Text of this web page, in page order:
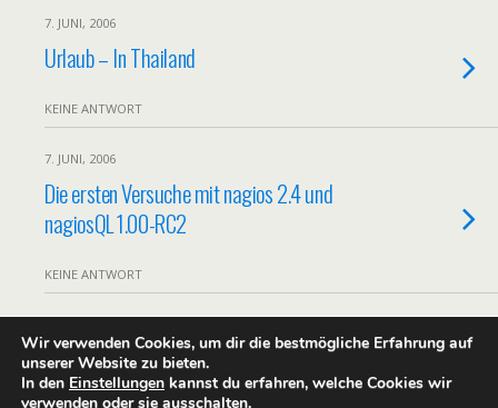
7. JUNI, 2006
Urlaub – In Thailand
KEINE ANTWORT
7. JUNI, 2006
Die ersten Versuche mit nagios 2.4 und
nagiosQL 1.00-RC2
KEINE ANTWORT
Zum Seitenanfang
Wir verwenden Cookies, um dir die bestmögliche Erfahrung auf
unserer Website zu bieten.
In den Einstellungen kannst du erfahren, welche Cookies wir
verwenden oder sie ausschalten.